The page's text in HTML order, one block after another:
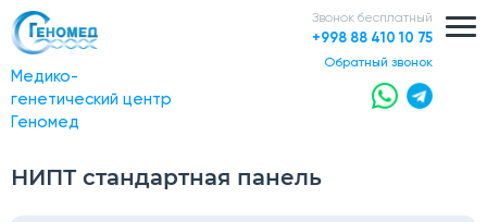
Медико-
генетический центр
Геномед
Звонок бесплатный
+998 88 410 10 75
обратный звонок
НИПТ стандартная панель